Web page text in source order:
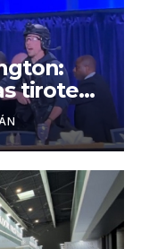
tiroteo